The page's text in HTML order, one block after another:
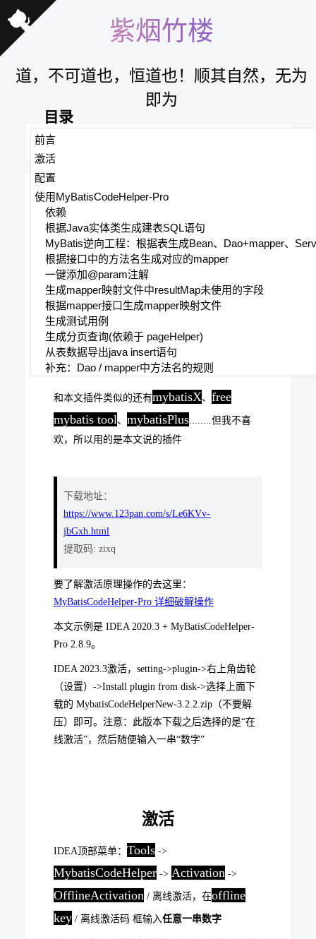
紫烟竹楼
道，不可道也，恒道也！顺其自然，无为
即为
博客园
IDEA插件MyBatisCodeHelper-Pro的破
解与使用
@紫邪情 2022-09-25 13:04
2339 字大约9 分钟
前言
和本文插件类似的还有mybatisX、 free
mybatis tool、 mybatisPlus........但我不喜
欢，所以用的是本文说的插件
下载地址：
https://www.123pan.com/s/Le6KVv-
jbGxh.html
提取码: zixq
要了解激活原理操作的去这里：
MyBatisCodeHelper-Pro 详细破解操作
本文示例是 IDEA 2020.3 + MyBatisCodeHelper-
Pro 2.8.9。
IDEA 2023.3激活，setting->plugin->右上角齿轮
（设置）->Install plugin from disk->选择上面下
载的 MybatisCodeHelperNew-3.2.2.zip（不要解
压）即可。注意：此版本下载之后选择的是“在
线激活”，然后随便输入一串“数字”
激活
IDEA顶部菜单： Tools->
MybatisCodeHelper-> Activation->
OfflineActivation/ 离线激活，在offline
key/ 离线激活码 框输入任意一串数字
目录
前言
激活
配置
使用MyBatisCodeHelper-Pro
依赖
根据Java实体类生成建表SQL语句
MyBatis逆向工程：根据表生成Bean、Dao+mapper、
根据接口中的方法名生成对应的mapper
一键添加@param注解
生成mapper映射文件中resultMap未使用的字段
根据mapper接口生成mapper映射文件
生成测试用例
生成分页查询(依赖于 pageHelper)
从表数据导出java insert语句
补充：Dao / mapper中方法名的规则